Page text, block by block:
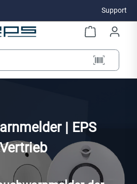
Support
| EPS
Vertrieb